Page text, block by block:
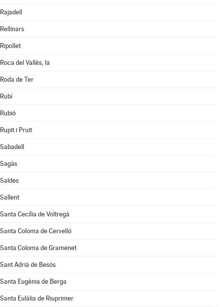
Rajadell
Rellinars
Ripollet
Roca del Vallès, la
Roda de Ter
Rubí
Rubió
Rupit i Pruit
Sabadell
Sagàs
Saldes
Sallent
Santa Cecília de Voltregà
Santa Coloma de Cervelló
Santa Coloma de Gramenet
Sant Adrià de Besòs
Santa Eugènia de Berga
Santa Eulàlia de Riuprimer